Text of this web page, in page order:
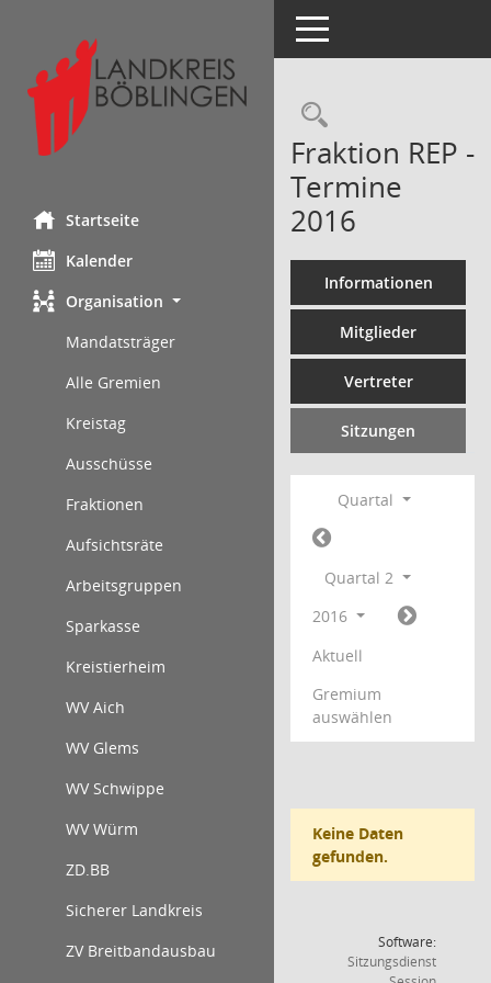
Startseite
Kalender
Organisation
Mandatsträger
Alle Gremien
Kreistag
Ausschüsse
Fraktionen
Aufsichtsräte
Arbeitsgruppen
Sparkasse
Kreistierheim
WV Aich
WV Glems
WV Schwippe
WV Würm
ZD.BB
Sicherer Landkreis
ZV Breitbandausbau
Toggle navigation
Fraktion REP -
Termine
2016
Informationen
Mitglieder
Vertreter
Sitzungen
Quartal
Quartal 2
2016
Aktuell
Gremium
auswählen
Keine Daten
gefunden.
Software:
Sitzungsdienst